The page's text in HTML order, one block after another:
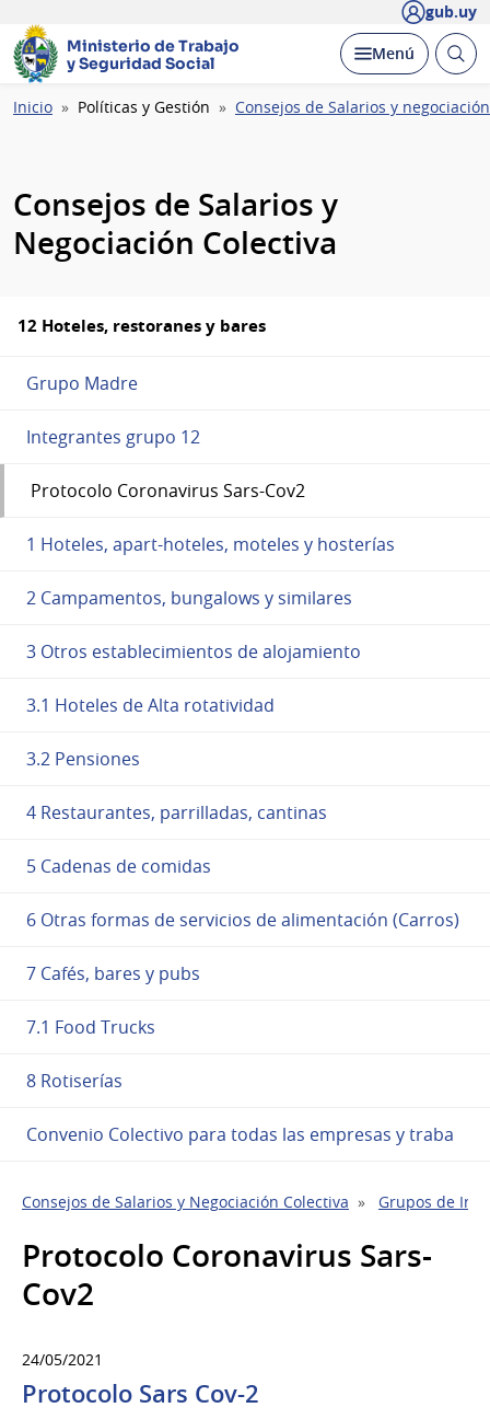
gub.uy
Ministerio de Trabajo
y Seguridad Social
Desplegar
Menú Abrir
Ruta
Inicio Políticas y Gestión Consejos de Salarios y
Consejos de Salarios y
Negociación Colectiva
12 Hoteles, restoranes y bares
Grupo Madre
Integrantes grupo 12
Protocolo Coronavirus Sars-Cov2
1 Hoteles, apart-hoteles, moteles y hosterías
2 Campamentos, bungalows y similares
3 Otros establecimientos de alojamiento
3.1 Hoteles de Alta rotatividad
3.2 Pensiones
4 Restaurantes, parrilladas, cantinas
5 Cadenas de comidas
6 Otras formas de servicios de alimentación (Carros)
7 Cafés, bares y pubs
7.1 Food Trucks
8 Rotiserías
Convenio Colectivo para todas las empresas y traba
Consejos de Salarios y Negociación Colectiva Grupos de
Protocolo Coronavirus Sars-
Cov2
24/05/2021
Protocolo Sars Cov-2